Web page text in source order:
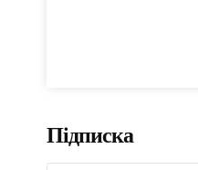
Підписка